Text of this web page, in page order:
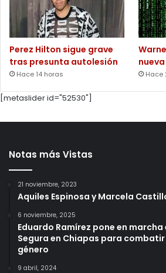
Perez Hilton sigue grave
tras presunta autolesión
Hace 14 horas Hace
[metaslider id="52530"]
Notas más Vistas
21 noviembre, 2023
Aquiles Espinosa y Marcela
6 noviembre, 2025
Eduardo Ramírez pone en
Segura en Chiapas para
género
9 abril, 2024